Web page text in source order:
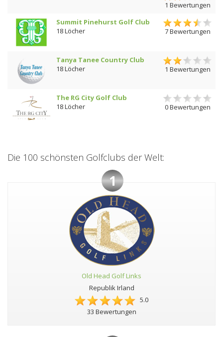
1 Bewertungen
Summit Pinehurst Golf Club
18 Löcher
7 Bewertungen
Tanya Tanee Country Club
18 Löcher
1 Bewertungen
The RG City Golf Club
18 Löcher
0 Bewertungen
Die 100 schönsten Golfclubs der Welt:
1
Old Head Golf Links
Republik Irland
5.0
33 Bewertungen